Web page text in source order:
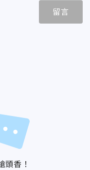
留言
頭香！